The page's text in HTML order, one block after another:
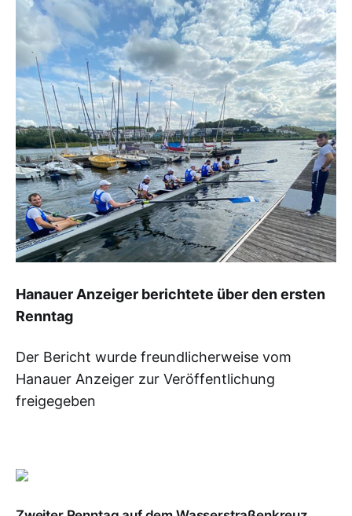
Hanauer Anzeiger berichtete über den ersten
Renntag
Der Bericht wurde freundlicherweise vom
Hanauer Anzeiger zur Veröffentlichung
freigegeben